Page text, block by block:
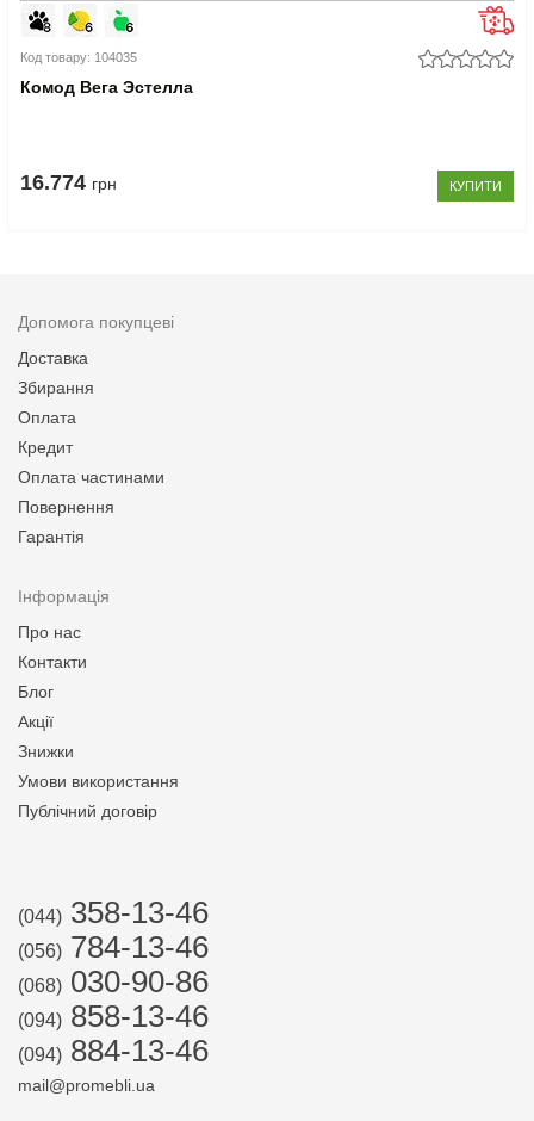
Код товару: 104035
Комод Вега Эстелла
16.774 грн КУПИТИ
Допомога покупцеві
Доставка
Збирання
Оплата
Кредит
Оплата частинами
Повернення
Гарантія
Інформація
Про нас
Контакти
Блог
Акції
Знижки
Умови використання
Публічний договір
(044) 358-13-46
(056) 784-13-46
(068) 030-90-86
(094) 858-13-46
(094) 884-13-46
mail@promebli.ua